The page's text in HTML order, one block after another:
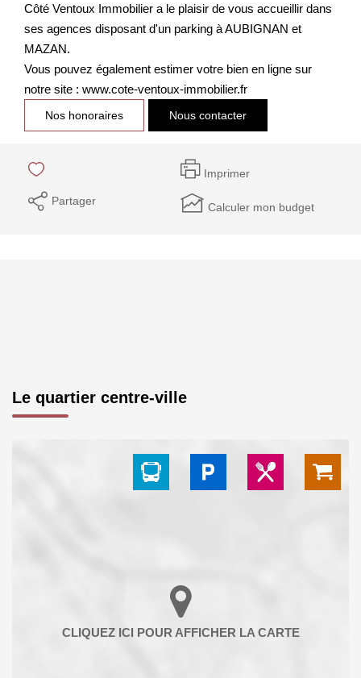
Côté Ventoux Immobilier a le plaisir de vous accueillir dans
ses agences disposant d'un parking à AUBIGNAN et
MAZAN.
Vous pouvez également estimer votre bien en ligne sur
notre site : www.cote-ventoux-immobilier.fr
Nos honoraires Nous contacter
Imprimer
Partager Calculer mon budget
Le quartier centre-ville